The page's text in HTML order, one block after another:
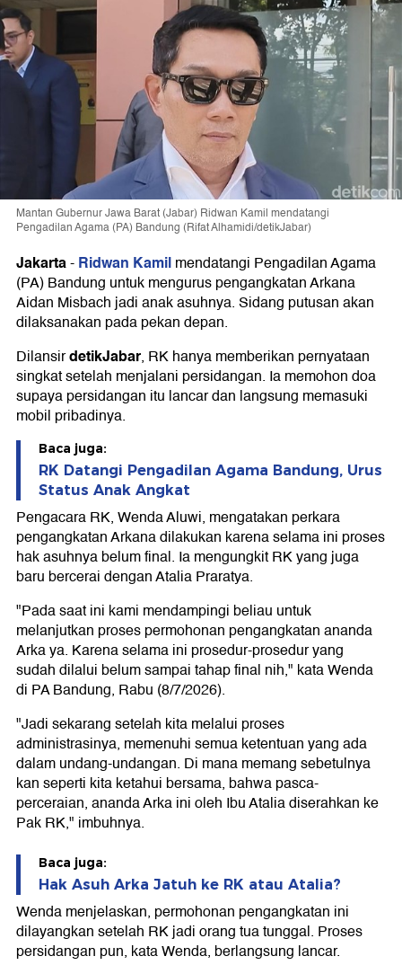
Mantan Gubernur Jawa Barat (Jabar) Ridwan Kamil mendatangi
Pengadilan Agama (PA) Bandung (Rifat Alhamidi/detikJabar)
Jakarta-Ridwan Kamilmendatangi Pengadilan Agama
(PA) Bandung untuk mengurus pengangkatan Arkana
Aidan Misbach jadi anak asuhnya. Sidang putusan akan
dilaksanakan pada pekan depan.
DilansirdetikJabar, RK hanya memberikan pernyataan
singkat setelah menjalani persidangan. Ia memohon doa
supaya persidangan itu lancar dan langsung memasuki
mobil pribadinya.
Baca juga:
RK Datangi Pengadilan Agama Bandung, Urus
Status Anak Angkat
Pengacara RK, Wenda Aluwi, mengatakan perkara
pengangkatan Arkana dilakukan karena selama ini proses
hak asuhnya belum final. Ia mengungkit RK yang juga
baru bercerai dengan Atalia Praratya.
"Pada saat ini kami mendampingi beliau untuk
melanjutkan proses permohonan pengangkatan ananda
Arka ya. Karena selama ini prosedur-prosedur yang
sudah dilalui belum sampai tahap final nih," kata Wenda
di PA Bandung, Rabu (8/7/2026).
"Jadi sekarang setelah kita melalui proses
administrasinya, memenuhi semua ketentuan yang ada
dalam undang-undangan. Di mana memang sebetulnya
kan seperti kita ketahui bersama, bahwa pasca-
perceraian, ananda Arka ini oleh Ibu Atalia diserahkan ke
Pak RK," imbuhnya.
Baca juga:
Hak Asuh Arka Jatuh ke RK atau Atalia?
Wenda menjelaskan, permohonan pengangkatan ini
dilayangkan setelah RK jadi orang tua tunggal. Proses
persidangan pun, kata Wenda, berlangsung lancar.